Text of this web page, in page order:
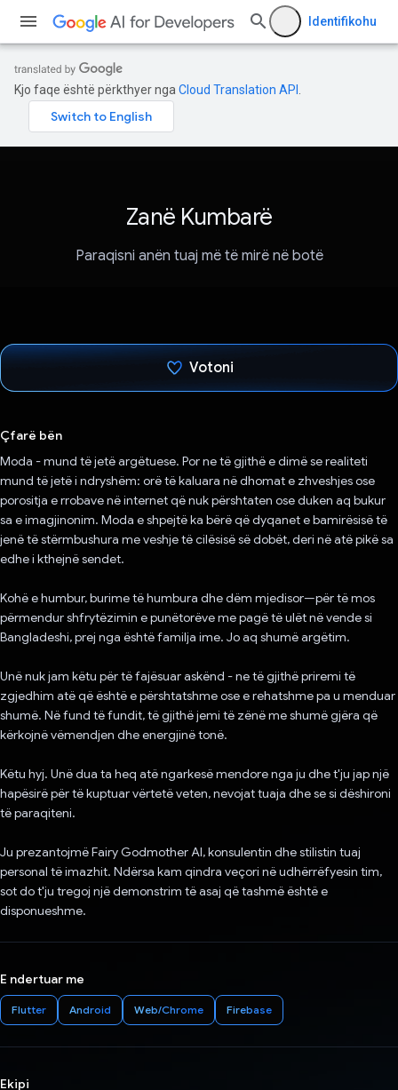
Identifikohu
Kjo faqe është përkthyer nga Cloud Translation API
Zanë Kumbarë
Paraqisni anën tuaj më të mirë në botë
Votoni
Çfarë bën
Moda - mund të jetë argëtuese. Por ne të gjithë e dimë se realiteti
mund të jetë i ndryshëm: orë të kaluara në dhomat e zhveshjes ose
porositja e rrobave në internet që nuk përshtaten ose duken aq bukur
sa e imagjinonim. Moda e shpejtë ka bërë që dyqanet e bamirësisë të
jenë të stërmbushura me veshje të cilësisë së dobët, deri në atë pikë sa
edhe i kthejnë sendet.
Kohë e humbur, burime të humbura dhe dëm mjedisor—për të mos
përmendur shfrytëzimin e punëtorëve me pagë të ulët në vende si
Bangladeshi, prej nga është familja ime. Jo aq shumë argëtim.
Unë nuk jam këtu për të fajësuar askënd - ne të gjithë priremi të
zgjedhim atë që është e përshtatshme ose e rehatshme pa u menduar
shumë. Në fund të fundit, të gjithë jemi të zënë me shumë gjëra që
kërkojnë vëmendjen dhe energjinë tonë.
Këtu hyj. Unë dua ta heq atë ngarkesë mendore nga ju dhe t'ju jap një
hapësirë ​​për të kuptuar vërtetë veten, nevojat tuaja dhe se si dëshironi
të paraqiteni.
Ju prezantojmë Fairy Godmother AI, konsulentin dhe stilistin tuaj
personal të imazhit. Ndërsa kam qindra veçori në udhërrëfyesin tim,
sot do t'ju tregoj një demonstrim të asaj që tashmë është e
disponueshme.
E ndertuar me
Flutter Android Web/Chrome Firebase
Ekipi